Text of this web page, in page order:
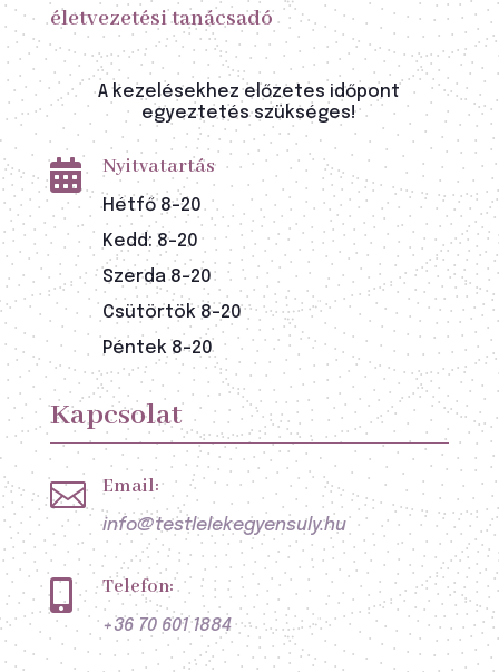
életvezetési tanácsadó
A kezelésekhez előzetes időpont
egyeztetés szükséges!
 Nyitvatartás
Hétfő 8-20
Kedd: 8-20
Szerda 8-20
Csütörtök 8-20
Péntek 8-20
Kapcsolat
 Email:
info@testlelekegyensuly.hu
 Telefon:
+36 70 601 1884